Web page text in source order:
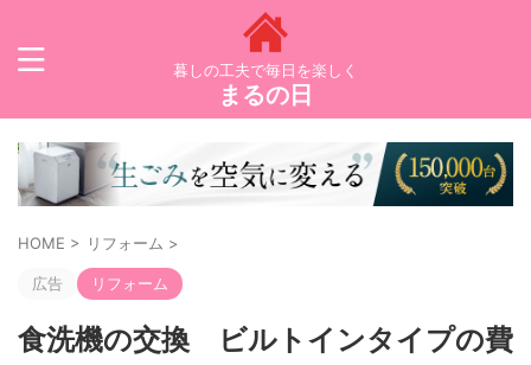
暮しの工夫で毎日を楽しく
まるの日
HOME > リフォーム >
広告 リフォーム
食洗機の交換 ビルトインタイプの費